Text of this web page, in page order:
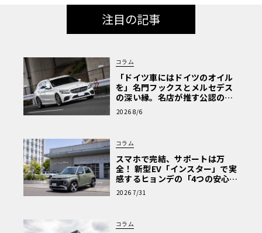
注目の記事
コラム
「ドイツ車にはドイツのオイル
を」名門フックスとメルセデス
の深い縁。名店が推す公認の安
心と、Cクラスで味わうシルキー
な走り〈PR〉
2026 8/6
コラム
スマホで完結、サポートは万
全！ 新型EV「インスター」で実
感するヒョンデの「4つの安心」
【第1回・ヒョンデ6つの疑問：
Why? Hyundai?】〈PR〉
2026 7/31
コラム